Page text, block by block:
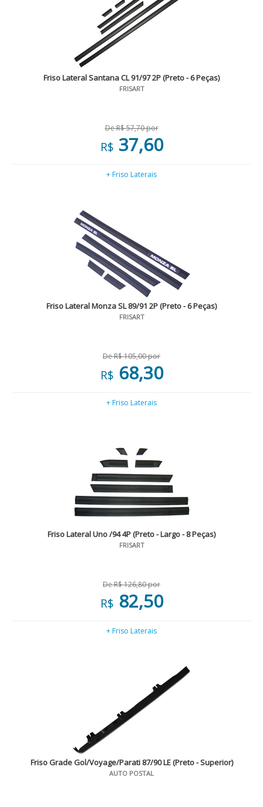
Friso Lateral Santana CL 91/97 2P (Preto - 6 Peças)
FRISART
De R$ 57,70 por
R$ 37,60
+ Friso Laterais
Friso Lateral Monza SL 89/91 2P (Preto - 6 Peças)
FRISART
De R$ 105,00 por
R$ 68,30
+ Friso Laterais
Friso Lateral Uno /94 4P (Preto - Largo - 8 Peças)
FRISART
De R$ 126,80 por
R$ 82,50
+ Friso Laterais
Friso Grade Gol/Voyage/Parati 87/90 LE (Preto - Superior)
AUTO POSTAL